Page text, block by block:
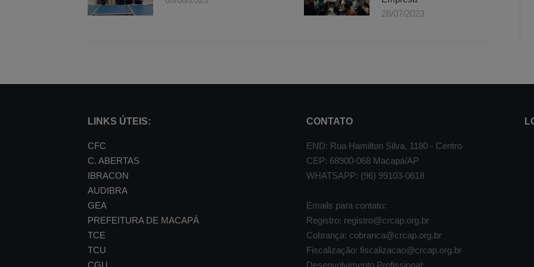
28/07/2023
LINKS ÚTEIS:
CFC
C. ABERTAS
IBRACON
AUDIBRA
GEA
PREFEITURA DE MACAPÁ
TCE
TCU
CGU
CONTATO
END: Rua Hamilton Silva, 1180 - Centro
CEP: 68900-068 Macapá/AP
WHATSAPP: (96) 99103-0618
Emails para contato:
Registro: registro@crcap.org.br
Cobrança: cobranca@crcap.org.br
Fiscalização: fiscalizacao@crcap.org.br
Desenvolvimento Profissional: